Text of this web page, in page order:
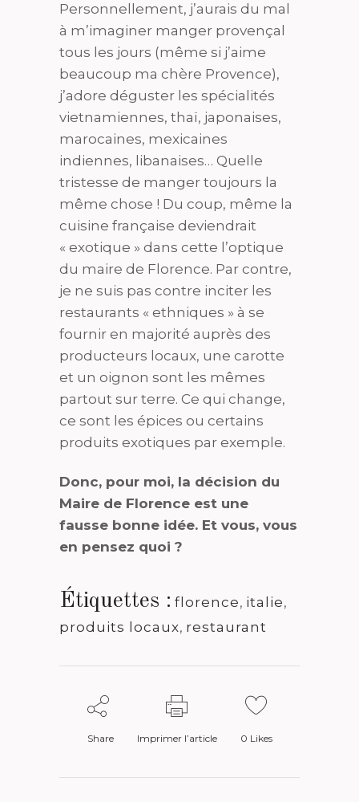
Personnellement, j’aurais du mal
à m’imaginer manger provençal
tous les jours (même si j’aime
beaucoup ma chère Provence),
j’adore déguster les spécialités
vietnamiennes, thaï, japonaises,
marocaines, mexicaines
indiennes, libanaises… Quelle
tristesse de manger toujours la
même chose ! Du coup, même la
cuisine française deviendrait
« exotique » dans cette l’optique
du maire de Florence. Par contre,
je ne suis pas contre inciter les
restaurants « ethniques » à se
fournir en majorité auprès des
producteurs locaux, une carotte
et un oignon sont les mêmes
partout sur terre. Ce qui change,
ce sont les épices ou certains
produits exotiques par exemple.
Donc, pour moi, la décision du
Maire de Florence est une
fausse bonne idée. Et vous, vous
en pensez quoi ?
Étiquettes : florence, italie,
produits locaux, restaurant
Share Imprimer l’article 0 Likes